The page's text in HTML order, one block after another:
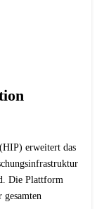
erweitert das
Die Plattform